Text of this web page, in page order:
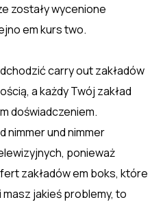
zostały wycenione
em kurs two.
carry out zakładów
a każdy Twój zakład
doświadczeniem.
nimmer und nimmer
ponieważ
zakładów em boks, które
jakieś problemy, to